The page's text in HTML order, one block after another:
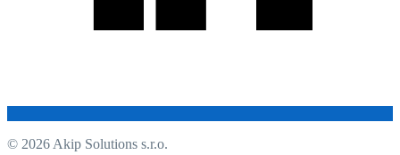
© 2026 Akip Solutions s.r.o.